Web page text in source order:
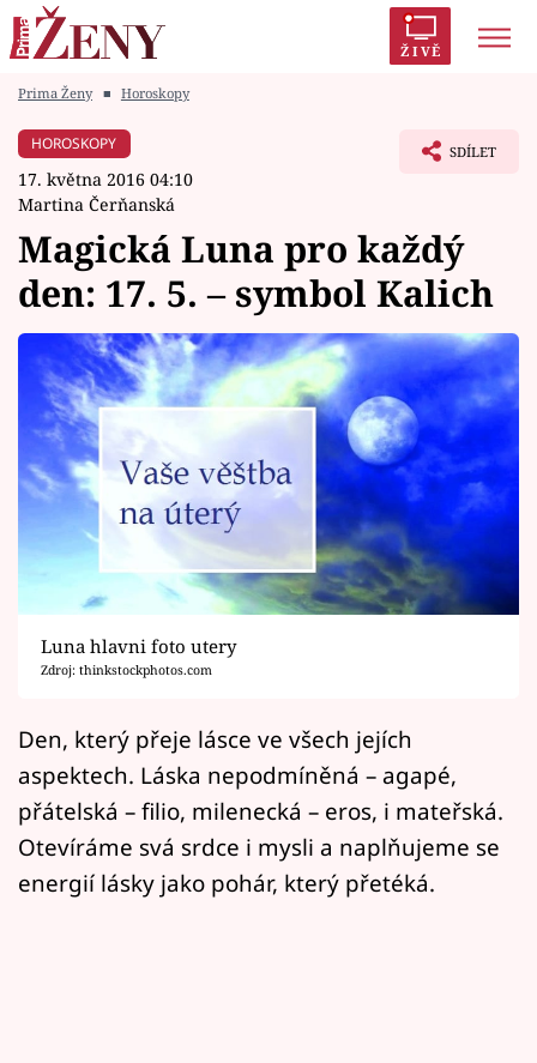
ŽIVĚ
Módní alarm
Témata
Celebrity
Vztahy
Seriály
Horoskopy
Sledujte prima+
Filmový festival Karlovy Vary
Mámy sobě
Přihlášení
Prima Ženy ■ Horoskopy
HOROSKOPY
17. května 2016 04:10
Martina Čerňanská
SDÍLET
Magická Luna pro každý
den: 17. 5. – symbol Kalich
Luna hlavni foto utery
Zdroj: thinkstockphotos.com
Den, který přeje lásce ve všech jejích
aspektech. Láska nepodmíněná – agapé,
přátelská – filio, milenecká – eros, i mateřská.
Otevíráme svá srdce i mysli a naplňujeme se
energií lásky jako pohár, který přetéká.